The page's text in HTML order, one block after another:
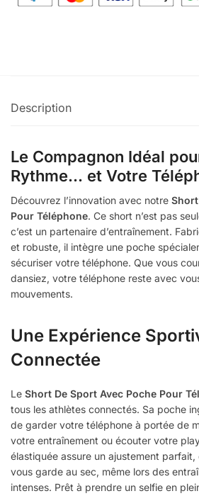
Description
Le Compagnon Idéal
Rythme… et Votre
Découvrez l’innovation avec notre
Pour Téléphone. Ce short n’est pas
c’est un partenaire d’entraînement.
et robuste, il intègre une poche
sécuriser votre téléphone. Que vous
dansiez, votre téléphone reste avec
mouvements.
Une Expérience
Connectée
Le Short De Sport Avec Poche Pour
tous les athlètes connectés. Sa poche
de garder votre téléphone à portée de
votre entraînement ou écouter votre
élastiquée assure un ajustement
vous garde au sec, même lors des
intenses. Prêt à prendre un selfie en